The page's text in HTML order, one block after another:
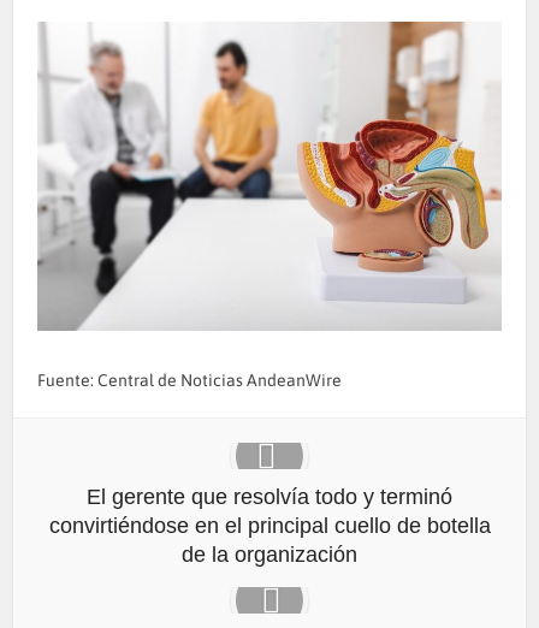
Fuente: Central de Noticias AndeanWire
El gerente que resolvía todo y terminó
convirtiéndose en el principal cuello de botella
de la organización